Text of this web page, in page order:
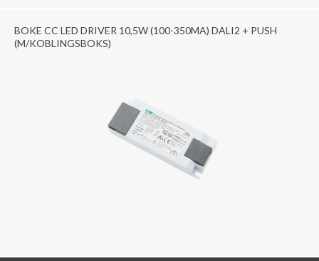
BOKE CC LED DRIVER 10,5W (100-350MA) DALI2 + PUSH
(M/KOBLINGSBOKS)